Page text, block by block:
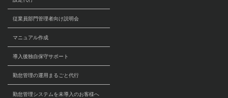
従業員部門管理者向け説明会
マニュアル作成
導入後独自保守サポート
勤怠管理の運用まるごと代行
勤怠管理システムを未導入のお客様へ